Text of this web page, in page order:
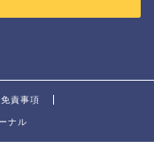
免責事項
ナル